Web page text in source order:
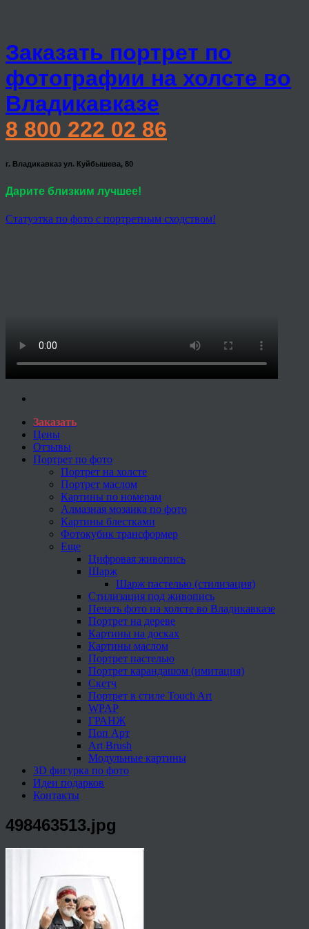
Заказать портрет по
фотографии на холсте во
Владикавказе
8 800 222 02 86
г. Владикавказ ул. Куйбышева, 80
Дарите близким лучшее!
Статуэтка по фото с портретным сходством!
Заказать
Цены
Отзывы
Портрет по фото
Портрет на холсте
Портрет маслом
Картины по номерам
Алмазная мозаика по фото
Картины блестками
Фотокубик трансформер
Еще
Цифровая живопись
Шарж
Шарж пастелью (стилизация)
Стилизация под живопись
Печать фото на холсте во Владикавказе
Портрет на дереве
Картины на досках
Картины маслом
Портрет пастелью
Портрет карандашом (имитация)
Скетч
Портрет в стиле Touch Art
WPAP
ГРАНЖ
Поп Арт
Art Brush
Модульные картины
3D фигурка по фото
Идеи подарков
Контакты
498463513.jpg